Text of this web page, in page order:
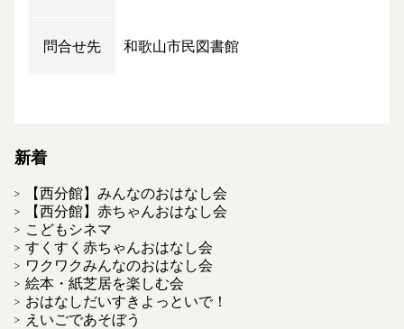
問合せ先 和歌山市民図書館
新着
【西分館】みんなのおはなし会
【西分館】赤ちゃんおはなし会
こどもシネマ
すくすく赤ちゃんおはなし会
ワクワクみんなのおはなし会
絵本・紙芝居を楽しむ会
おはなしだいすきよっといで！
えいごであそぼう